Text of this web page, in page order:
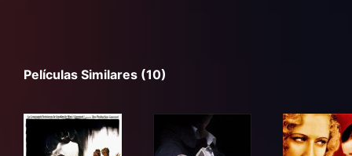
Películas Similares (10)